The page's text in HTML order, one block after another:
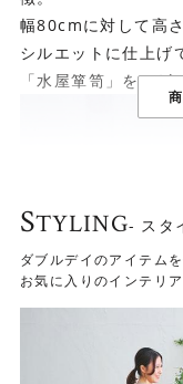
幅80cmに対して高
シルエットに仕上げ
「水屋箪笥」をデザ
STYLING- スタ
ダブルデイのアイテム
お気に入りのインテリ